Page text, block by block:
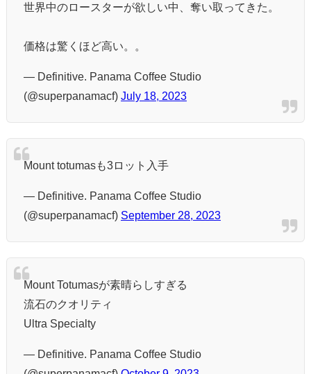
世界中のロースターが欲しい中、奪い取ってきた。
価格は驚くほど高い。。
— Definitive. Panama Coffee Studio
(@superpanamacf) July 18, 2023
Mount totumasも3ロット入手
— Definitive. Panama Coffee Studio
(@superpanamacf) September 28, 2023
Mount Totumasが素晴らしすぎる
流石のクオリティ
Ultra Specialty
— Definitive. Panama Coffee Studio